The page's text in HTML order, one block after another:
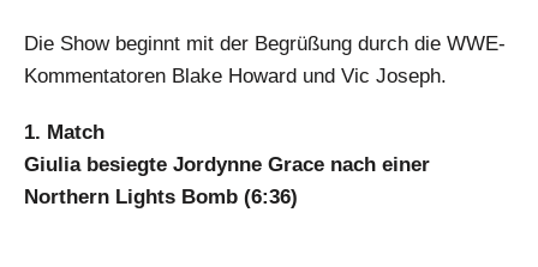
Die Show beginnt mit der Begrüßung durch die WWE-
Kommentatoren Blake Howard und Vic Joseph.
1. Match
Giulia besiegte Jordynne Grace nach einer
Northern Lights Bomb (6:36)